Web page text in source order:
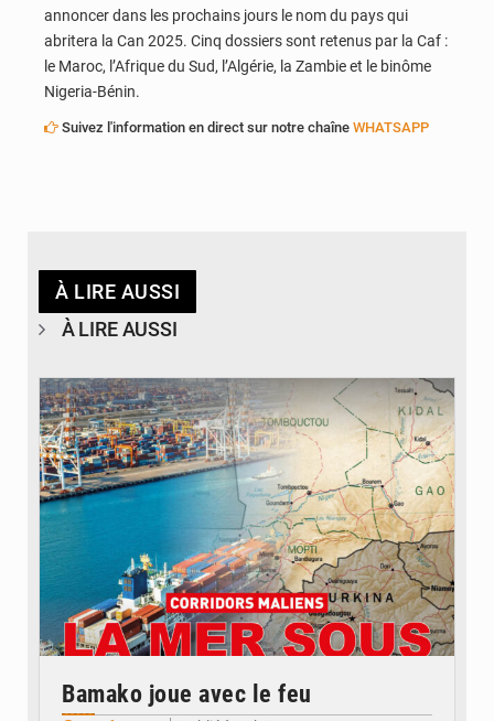
annoncer dans les prochains jours le nom du pays qui
abritera la Can 2025. Cinq dossiers sont retenus par la Caf :
le Maroc, l’Afrique du Sud, l’Algérie, la Zambie et le binôme
Nigeria-Bénin.
Suivez l'information en direct sur notre chaîne WHATSAPP
À LIRE AUSSI
À LIRE AUSSI
© JDM
Bamako joue avec le feu